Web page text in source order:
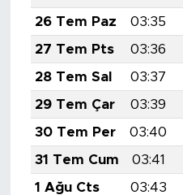
26 Tem Paz
03:35
27 Tem Pts
03:36
28 Tem Sal
03:37
29 Tem Çar
03:39
30 Tem Per
03:40
31 Tem Cum
03:41
1 Ağu Cts
03:43
MEDYA KÖŞESİ
FOTO GALERİ
VİDEOLAR
ALINTI YAZARLAR
SOSYAL MEDYA